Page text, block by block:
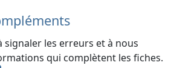
signaler les erreurs et à nous
qui complètent les fiches.